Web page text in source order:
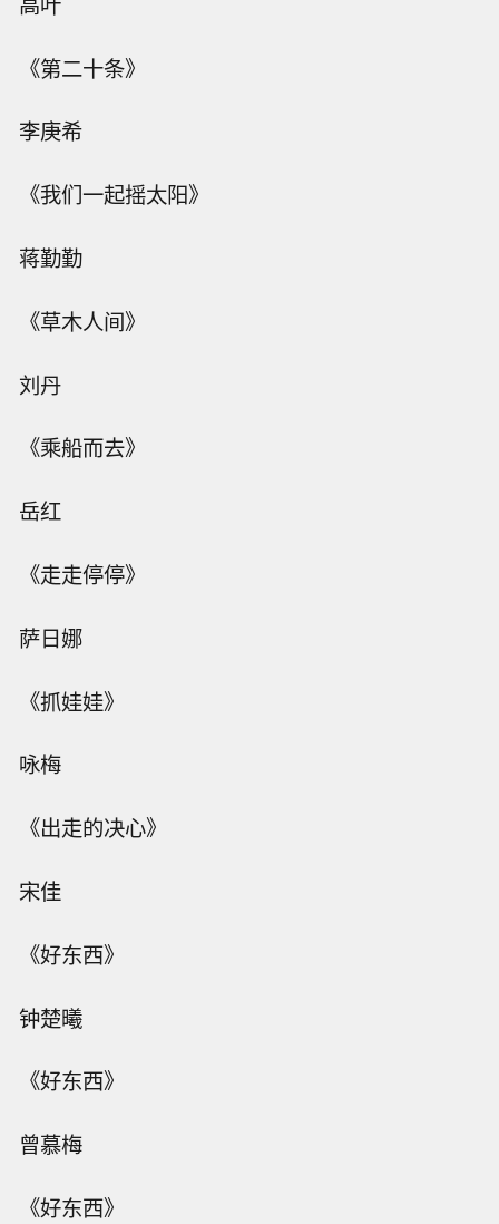
《第二十条》
李庚希
《我们一起摇太阳》
蒋勤勤
《草木人间》
刘丹
《乘船而去》
岳红
《走走停停》
萨日娜
《抓娃娃》
咏梅
《出走的决心》
宋佳
《好东西》
钟楚曦
《好东西》
曾慕梅
《好东西》